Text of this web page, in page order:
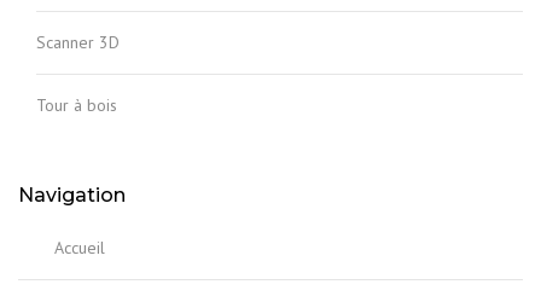
Scanner 3D
Tour à bois
Navigation
Accueil